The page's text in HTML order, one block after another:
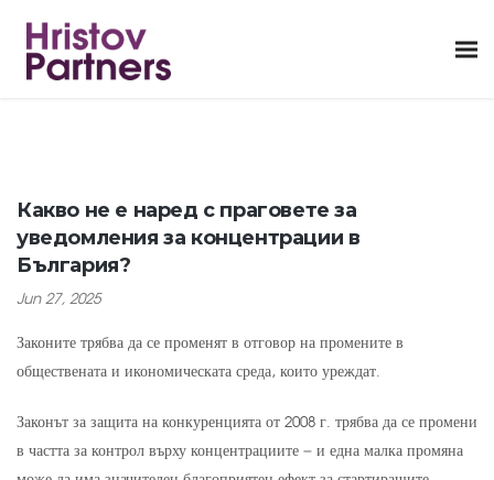
Какво не е наред с праговете за
уведомления за концентрации в
България?
Jun 27, 2025
Законите трябва да се променят в отговор на промените в
обществената и икономическата среда, които уреждат.
Законът за защита на конкуренцията от 2008 г. трябва да се промени
в частта за контрол върху концентрациите – и една малка промяна